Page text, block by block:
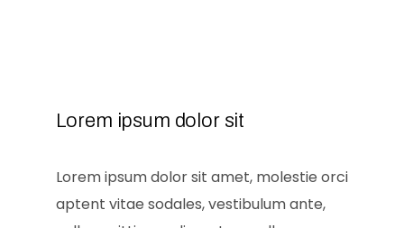
Lorem ipsum dolor sit
Lorem ipsum dolor sit amet, molestie orci
aptent vitae sodales, vestibulum ante,